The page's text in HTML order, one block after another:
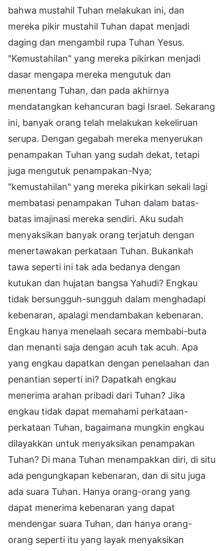
bahwa mustahil Tuhan melakukan ini, dan
mereka pikir mustahil Tuhan dapat menjadi
daging dan mengambil rupa Tuhan Yesus.
"Kemustahilan" yang mereka pikirkan menjadi
dasar mengapa mereka mengutuk dan
menentang Tuhan, dan pada akhirnya
mendatangkan kehancuran bagi Israel. Sekarang
ini, banyak orang telah melakukan kekeliruan
serupa. Dengan gegabah mereka menyerukan
penampakan Tuhan yang sudah dekat, tetapi
juga mengutuk penampakan-Nya;
"kemustahilan" yang mereka pikirkan sekali lagi
membatasi penampakan Tuhan dalam batas-
batas imajinasi mereka sendiri. Aku sudah
menyaksikan banyak orang terjatuh dengan
menertawakan perkataan Tuhan. Bukankah
tawa seperti ini tak ada bedanya dengan
kutukan dan hujatan bangsa Yahudi? Engkau
tidak bersungguh-sungguh dalam menghadapi
kebenaran, apalagi mendambakan kebenaran.
Engkau hanya menelaah secara membabi-buta
dan menanti saja dengan acuh tak acuh. Apa
yang engkau dapatkan dengan penelaahan dan
penantian seperti ini? Dapatkah engkau
menerima arahan pribadi dari Tuhan? Jika
engkau tidak dapat memahami perkataan-
perkataan Tuhan, bagaimana mungkin engkau
dilayakkan untuk menyaksikan penampakan
Tuhan? Di mana Tuhan menampakkan diri, di situ
ada pengungkapan kebenaran, dan di situ juga
ada suara Tuhan. Hanya orang-orang yang
dapat menerima kebenaran yang dapat
mendengar suara Tuhan, dan hanya orang-
orang seperti itu yang layak menyaksikan